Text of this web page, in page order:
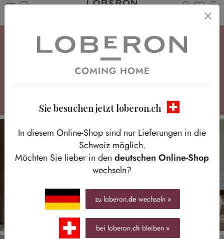
Du
Pflanzenliebe
Sie besuchen jetzt loberon.ch
In diesem Online-Shop sind nur Lieferungen in die
Schweiz möglich.
Möchten Sie lieber in den deutschen Online-Shop
wechseln?
zu loberon.de wechseln »
bei loberon.ch bleiben »